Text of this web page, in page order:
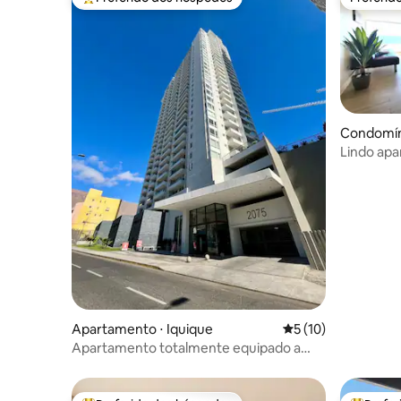
Entre os melhores preferidos dos hóspedes
Apartamento ⋅ Iquique 5 de uma avaliação
5 (10)
Apartamento totalmente equipado a
Lindo